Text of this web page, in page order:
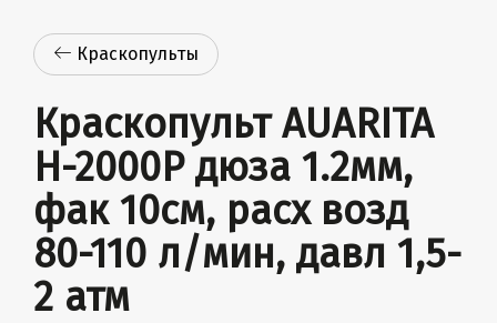
Краскопульты
Краскопульт AUARITA
H-2000P дюза 1.2мм,
фак 10см, расх возд
80-110 л/мин, давл 1,5-
2 атм